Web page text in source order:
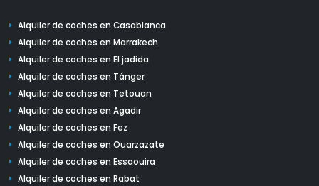
Alquiler de coches en Casablanca
Alquiler de coches en Marrakech
Alquiler de coches en El jadida
Alquiler de coches en Tánger
Alquiler de coches en Tetouan
Alquiler de coches en Agadir
Alquiler de coches en Fez
Alquiler de coches en Ouarzazate
Alquiler de coches en Essaouira
Alquiler de coches en Rabat